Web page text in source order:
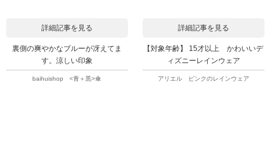
詳細記事を見る
裏側の爽やかなブルーが冴えてま
す。涼しい印象
baihuishop <青＋黒>傘
詳細記事を見る
【対象年齢】 15才以上 かわいいデ
ィズニーレインウェア
アリエル ピンクのレインウェア